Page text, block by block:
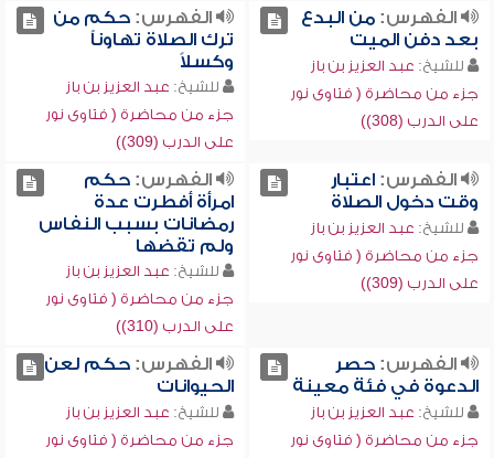
الفهرس:من البدع
بعد دفن الميت
للشيخ: عبد العزيز بن باز
جزء من محاضرة ( فتاوى نور
على الدرب (308))
الفهرس:حكم من
ترك الصلاة تهاوناً
وكسلاً
للشيخ: عبد العزيز بن باز
جزء من محاضرة ( فتاوى نور
على الدرب (309))
الفهرس:اعتبار
وقت دخول الصلاة
للشيخ: عبد العزيز بن باز
جزء من محاضرة ( فتاوى نور
على الدرب (309))
الفهرس:حكم
امرأة أفطرت عدة
رمضانات بسبب النفاس
ولم تقضها
للشيخ: عبد العزيز بن باز
جزء من محاضرة ( فتاوى نور
على الدرب (310))
الفهرس:حصر
الدعوة في فئة معينة
للشيخ: عبد العزيز بن باز
جزء من محاضرة ( فتاوى نور
الفهرس:حكم لعن
الحيوانات
للشيخ: عبد العزيز بن باز
جزء من محاضرة ( فتاوى نور